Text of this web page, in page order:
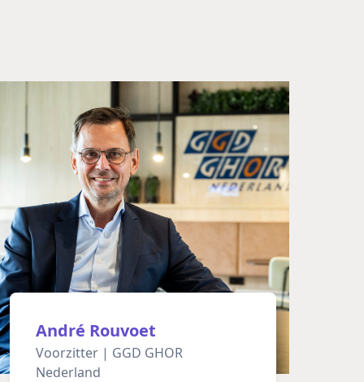
André Rouvoet
Voorzitter | GGD GHOR
Nederland